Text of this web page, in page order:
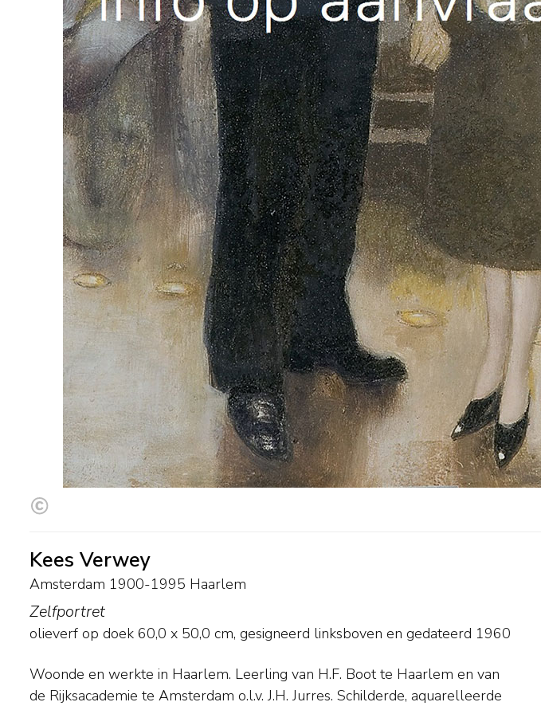
Kees Verwey
Amsterdam 1900-1995 Haarlem
Zelfportret
olieverf op doek 60,0 x 50,0 cm, gesigneerd linksboven en gedateerd 1960
Woonde en werkte in Haarlem. Leerling van H.F. Boot te Haarlem en van
de Rijksacademie te Amsterdam o.l.v. J.H. Jurres. Schilderde, aquarelleerde
‘Rembrandtprijs' Leiden. Musea: Frans Halsmuseum Haarlem, Stedelijk van
Abbemuseum Eindhoven, Haags Gemeentemuseum, Singer Museum